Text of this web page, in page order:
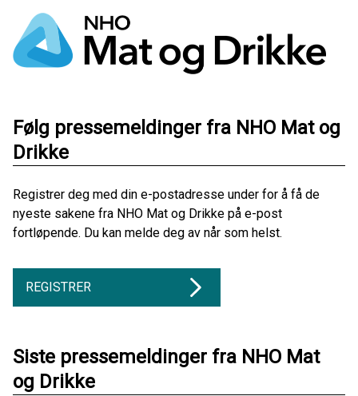
Følg pressemeldinger fra NHO Mat og
Drikke
Registrer deg med din e-postadresse under for å få de
nyeste sakene fra NHO Mat og Drikke på e-post
fortløpende. Du kan melde deg av når som helst.
REGISTRER
Siste pressemeldinger fra NHO Mat
og Drikke